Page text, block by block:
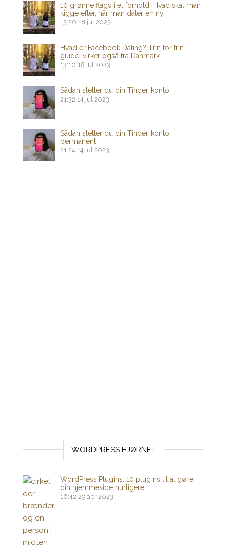
10 grønne flags i et forhold: Hvad skal man
kigge efter, når man dater en ny
13:20 18 jul 2023
Hvad er Facebook Dating? Trin for trin
guide, virker også fra Danmark.
13:10 18 jul 2023
Sådan sletter du din Tinder konto
21:32 14 jul 2023
Sådan sletter du din Tinder konto
permanent
21:24 14 jul 2023
WORDPRESS HJØRNET
WordPress Plugins: 10 plugins til at gøre
din hjemmeside hurtigere.
16:42 29 apr 2023